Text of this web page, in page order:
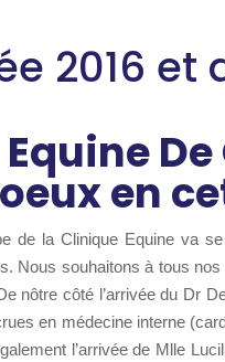
2016
en
de la Clinique Equine va
Nous souhaitons à tous
nôtre côté l’arrivée du Dr
en médecine interne
l’arrivée de Mlle